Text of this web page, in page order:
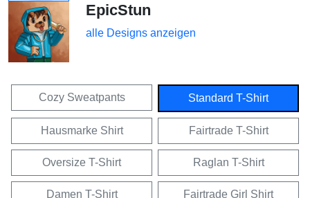
EpicStun
alle Designs anzeigen
Cozy Sweatpants Standard T-Shirt
Hausmarke Shirt Fairtrade T-Shirt
Oversize T-Shirt Raglan T-Shirt
Damen T-Shirt Fairtrade Girl Shirt